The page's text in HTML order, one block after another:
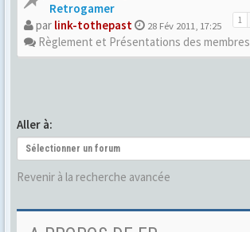
Retrogamer
1
par link-tothepast 28 Fév 2011, 17:25
Règlement et Présentations des membres
Aller à:
Sélectionner un forum
Revenir à la recherche avancée